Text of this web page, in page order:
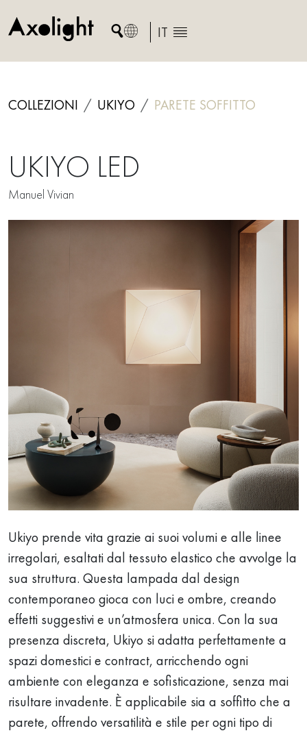
to
IT
COLLEZIONI UKIYO PARETE SOFFITTO
UKIYO LED
Manuel Vivian
Ukiyo prende vita grazie ai suoi volumi e alle linee
irregolari, esaltati dal tessuto elastico che avvolge la
sua struttura. Questa lampada dal design
contemporaneo gioca con luci e ombre, creando
effetti suggestivi e un’atmosfera unica. Con la sua
presenza discreta, Ukiyo si adatta perfettamente a
spazi domestici e contract, arricchendo ogni
ambiente con eleganza e sofisticazione, senza mai
risultare invadente. È applicabile sia a soffitto che a
parete, offrendo versatilità e stile per ogni tipo di